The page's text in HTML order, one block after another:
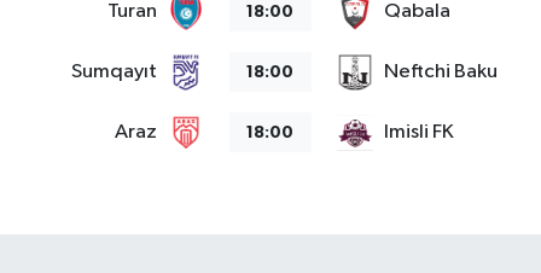
Turan 18:00 Qabala
Sumqayıt 18:00 Neftchi Baku
Araz 18:00 Imisli FK